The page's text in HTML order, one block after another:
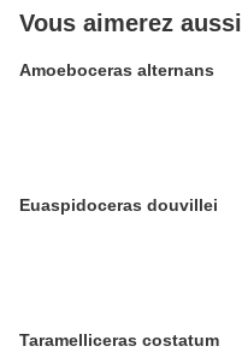
Vous aimerez aussi
Amoeboceras alternans
Euaspidoceras douvillei
Taramelliceras costatum